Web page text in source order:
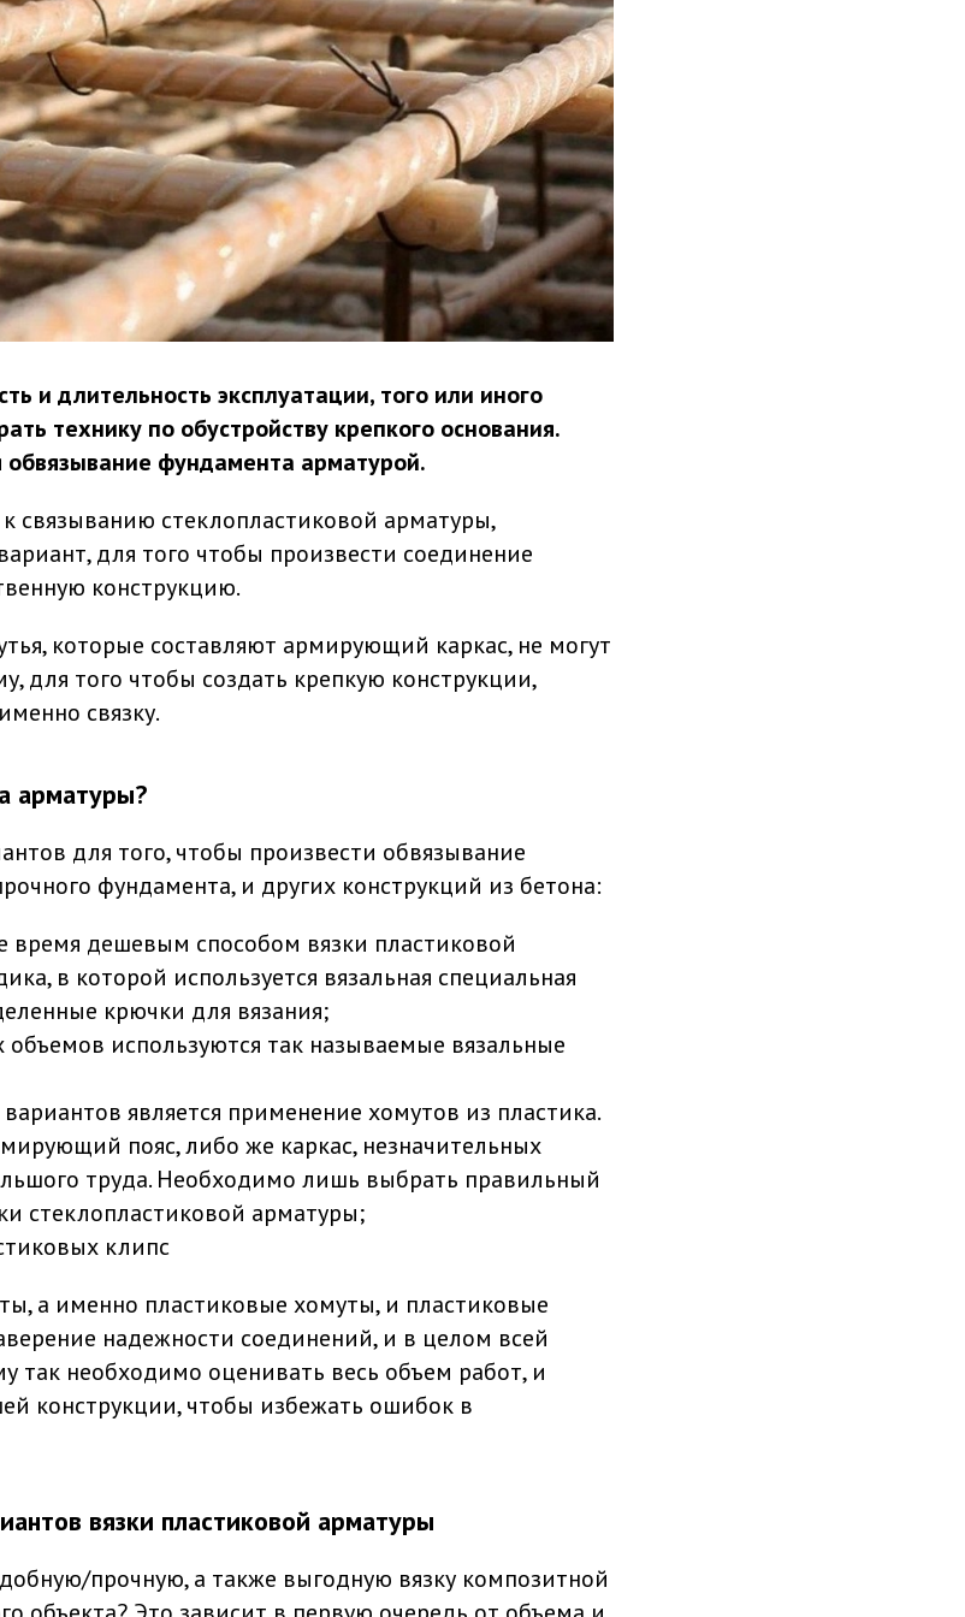
и длительность эксплуатации, того или иного
технику по обустройству крепкого основания.
обвязывание фундамента арматурой.
связыванию стеклопластиковой арматуры,
для того чтобы произвести соединение
конструкцию.
которые составляют армирующий каркас, не могут
для того чтобы создать крепкую конструкции,
связку.
арматуры?
для того, чтобы произвести обвязывание
фундамента, и других конструкций из бетона:
дешевым способом вязки пластиковой
в которой используется вязальная специальная
крючки для вязания;
используются так называемые вязальные
является применение хомутов из пластика.
пояс, либо же каркас, незначительных
труда. Необходимо лишь выбрать правильный
стеклопластиковой арматуры;
клипс
а именно пластиковые хомуты, и пластиковые
надежности соединений, и в целом всей
так необходимо оценивать весь объем работ, и
конструкции, чтобы избежать ошибок в
вязки пластиковой арматуры
прочную, а также выгодную вязку композитной